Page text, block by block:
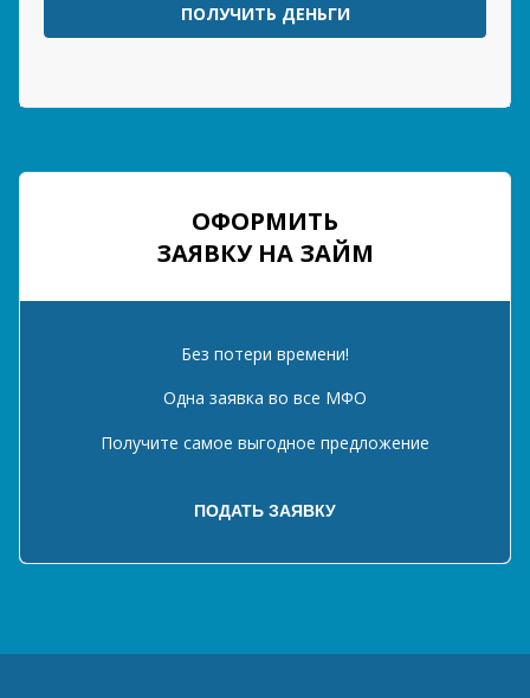
ПОЛУЧИТЬ ДЕНЬГИ
ОФОРМИТЬ
ЗАЯВКУ НА ЗАЙМ
Без потери времени!
Одна заявка во все МФО
Получите самое выгодное предложение